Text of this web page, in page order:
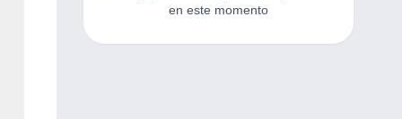
en este momento